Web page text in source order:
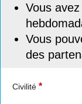
Vous
Vous
des
Civilité *